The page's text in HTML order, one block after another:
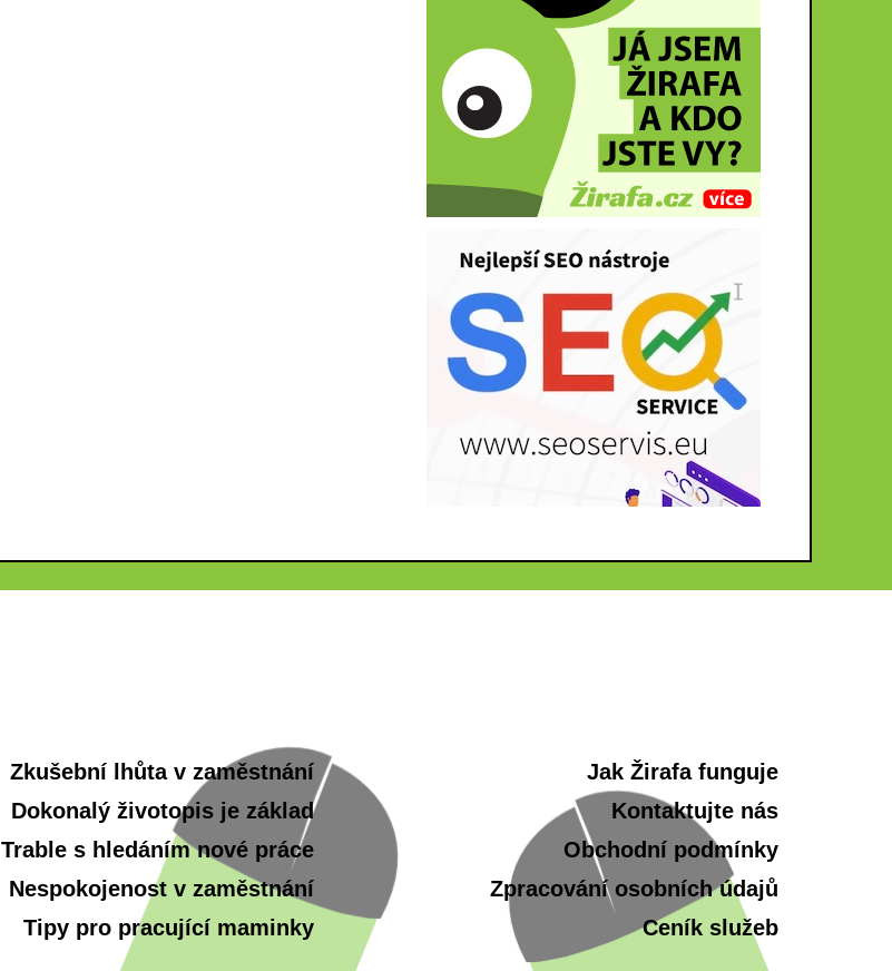
Zkušební lhůta v zaměstnání
Dokonalý životopis je základ
Trable s hledáním nové práce
Nespokojenost v zaměstnání
Tipy pro pracující maminky
Jak Žirafa funguje
Kontaktujte nás
Obchodní podmínky
Zpracování osobních údajů
Ceník služeb